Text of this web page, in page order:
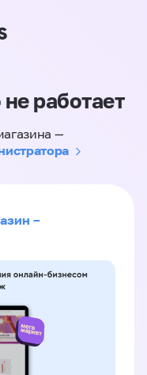
работает
—
–